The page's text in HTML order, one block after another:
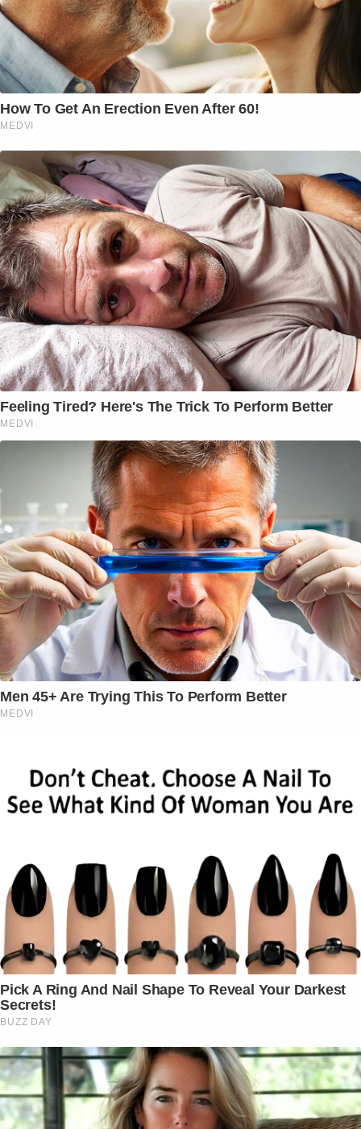
How To Get An Erection Even After 60!
MEDVI
Feeling Tired? Here's The Trick To Perform Better
MEDVI
Men 45+ Are Trying This To Perform Better
MEDVI
Pick A Ring And Nail Shape To Reveal Your Darkest
Secrets!
BUZZ DAY